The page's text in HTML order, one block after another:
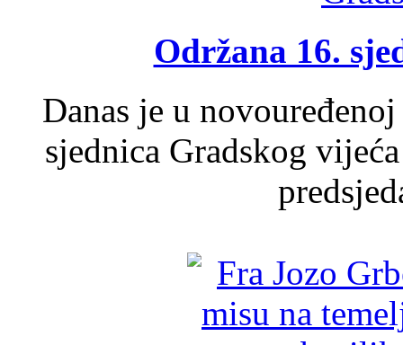
Održana 16.
Danas je u
sjednica Gradskog